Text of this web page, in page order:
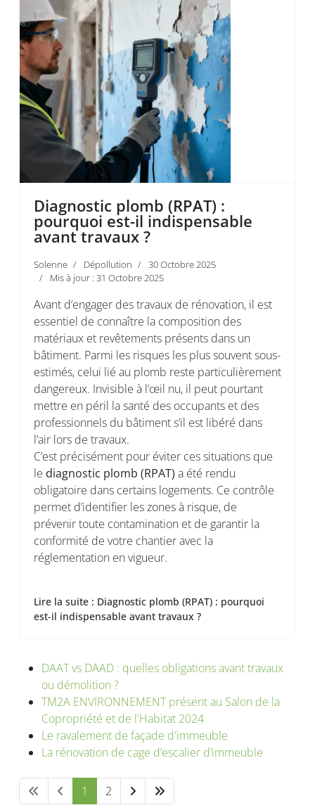
Diagnostic plomb (RPAT) :
pourquoi est-il indispensable
avant travaux ?
Solenne Dépollution
30 Octobre 2025
Mis à jour : 31 Octobre 2025
Avant d’engager des travaux de rénovation, il est
essentiel de connaître la composition des
matériaux et revêtements présents dans un
bâtiment. Parmi les risques les plus souvent sous-
estimés, celui lié au plomb reste particulièrement
dangereux. Invisible à l’œil nu, il peut pourtant
mettre en péril la santé des occupants et des
professionnels du bâtiment s’il est libéré dans
l’air lors de travaux.
C’est précisément pour éviter ces situations que
le diagnostic plomb (RPAT) a été rendu
obligatoire dans certains logements. Ce contrôle
permet d’identifier les zones à risque, de
prévenir toute contamination et de garantir la
conformité de votre chantier avec la
réglementation en vigueur.
Lire la suite : Diagnostic plomb (RPAT) : pourquoi
est-il indispensable avant travaux ?
DAAT vs DAAD : quelles obligations avant travaux
ou démolition ?
TM2A ENVIRONNEMENT présent au Salon de la
Copropriété et de l'Habitat 2024
Le ravalement de façade d'immeuble
La rénovation de cage d’escalier d’immeuble
1 2